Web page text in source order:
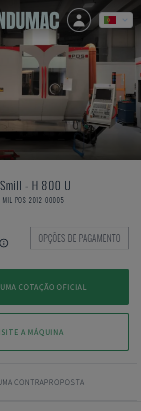
- H 800 U
MIL-POS-2012-00005
OPÇÕES DE PAGAMENTO
COTAÇÃO OFICIAL
A MÁQUINA
CONTRAPROPOSTA